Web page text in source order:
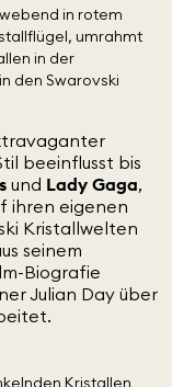
beeinflusst bis
und Lady Gaga,
ihren eigenen
Kristallwelten
seinem
Biografie
Julian Day über